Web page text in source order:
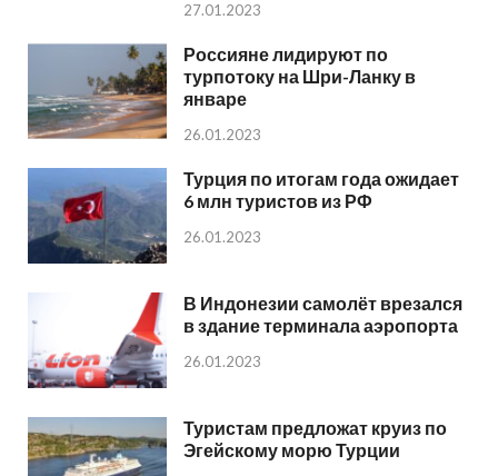
27.01.2023
Россияне лидируют по
турпотоку на Шри-Ланку в
январе
26.01.2023
Турция по итогам года ожидает
6 млн туристов из РФ
26.01.2023
В Индонезии самолёт врезался
в здание терминала аэропорта
26.01.2023
Туристам предложат круиз по
Эгейскому морю Турции